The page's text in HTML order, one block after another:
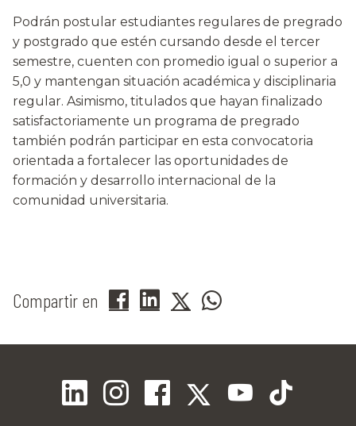
Podrán postular estudiantes regulares de pregrado
y postgrado que estén cursando desde el tercer
semestre, cuenten con promedio igual o superior a
5,0 y mantengan situación académica y disciplinaria
regular. Asimismo, titulados que hayan finalizado
satisfactoriamente un programa de pregrado
también podrán participar en esta convocatoria
orientada a fortalecer las oportunidades de
formación y desarrollo internacional de la
comunidad universitaria.
Compartir en